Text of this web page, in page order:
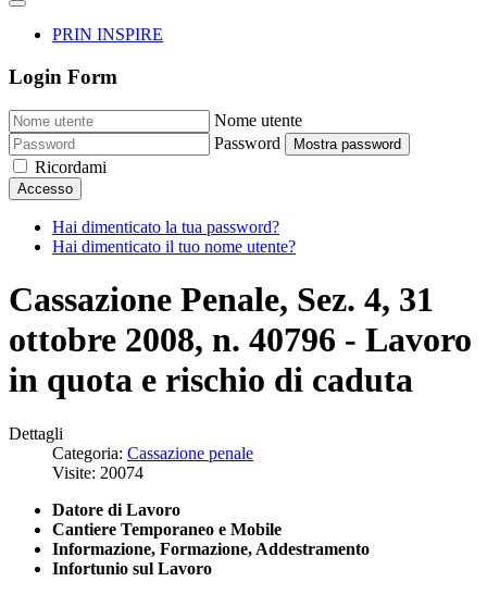
PRIN INSPIRE
Login Form
Nome utente
Password
Mostra password
Ricordami
Accesso
Hai dimenticato la tua password?
Hai dimenticato il tuo nome utente?
Cassazione Penale, Sez. 4, 31
ottobre 2008, n. 40796 - Lavoro
in quota e rischio di caduta
Dettagli
Categoria: Cassazione penale
Visite: 20074
Datore di Lavoro
Cantiere Temporaneo e Mobile
Informazione, Formazione, Addestramento
Infortunio sul Lavoro